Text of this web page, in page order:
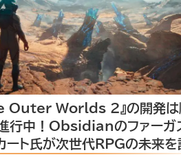
Outer Worlds 2』の開発は
行中！Obsidianのファーガ
ート氏が次世代RPGの未来を